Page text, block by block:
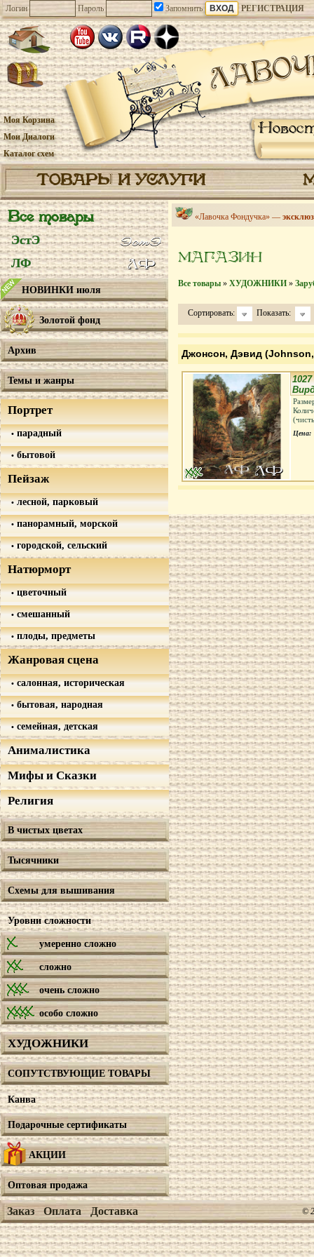
Логин Пароль Запомнить РЕГИСТРАЦИЯ
Моя Корзина
Мои Диалоги
Каталог схем
ТОВАРЫ И УСЛУГИ
Все товары
ЭстЭ
ЛФ
НОВИНКИ июля
Золотой фонд
Архив
Темы и жанры
Портрет
парадный
бытовой
Пейзаж
лесной, парковый
панорамный, морской
городской, сельский
Натюрморт
цветочный
смешанный
плоды, предметы
Жанровая сцена
салонная, историческая
бытовая, народная
семейная, детская
Анималистика
Мифы и Сказки
Религия
В чистых цветах
Тысячники
Схемы для вышивания
Уровни сложности
умеренно сложно
сложно
очень сложно
особо сложно
ХУДОЖНИКИ
СОПУТСТВУЮЩИЕ ТОВАРЫ
Канва
Подарочные сертификаты
АКЦИИ
Оптовая продажа
«Лавочка Фондучка» —
МАГАЗИН
Все товары » ХУДОЖНИКИ »
Сортировать: Показать:
Джонсон, Дэвид
Цена:
Заказ Оплата Доставка ©